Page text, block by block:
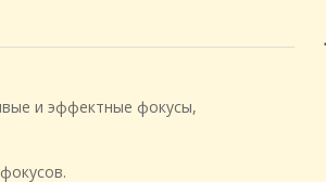
и эффектные фокусы,